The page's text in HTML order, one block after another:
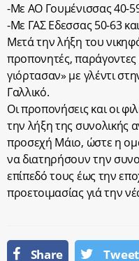
-Με ΑΟ Γουμένισσας 40-
-Με ΓΑΣ Εδεσσας 50-63
Μετά την λήξη του
προπονητές, παράγοντες
γιόρτασαν» με γλέντι
Γαλλικό.
Οι προπονήσεις και οι
την λήξη της συνολικής
προσεχή Μάιο, ώστε η
να διατηρήσουν την
επίπεδό τους έως την
προετοιμασίας γιά την
Share Tweet